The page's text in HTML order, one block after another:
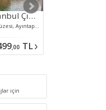
Uçaklı GAP Turu İstanbul Çıkışlı
Gaziantep; Zeugma Mozaik Müzesi, Ayıntap Kalesi, Bakırcılar Çarşısı, Hamam Müzesi, Tarihi Gümrük Hanı, Bey Mahallesi, Naip Hamamı, Almacı Pazarı Diyarbakır; Ulu Camii, Cahit Sıtkı Tarancı Müzesi, Diyarbakır Surları, Mardin Kapı, Urfa Kapı, Çayönü Ören Yeri Şanlıurfa; Balıklıgöl, Göbeklitepe, Harran, Halfeti, Birecik, Atatürk Barajı, Şanlıurfa Arkeoloji Müzesi, Gümrük Hanı Batman; Hasankeyf, Zeynel Bey Türbesi, Batman Müzesi, Hasankeyf Kalesi Adıyaman; Nemrut Dağı, Cendere Köprüsü, Karakuş Tü
,00 TL
için